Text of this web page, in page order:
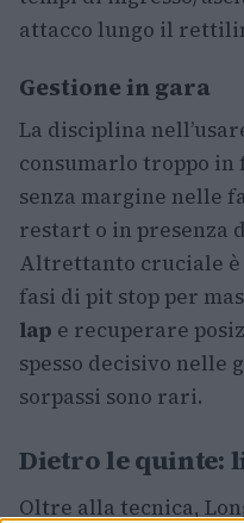
attacco lungo il
Gestione in gara
La disciplina
consumarlo troppo
senza margine nelle
restart o in presenza
Altrettanto cruciale è
fasi di pit stop per
lap e recuperare
spesso decisivo nelle
sorpassi sono rari.
Dietro le quinte:
Oltre alla tecnica,